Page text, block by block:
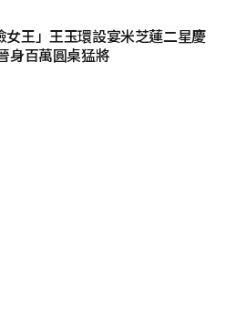
女王」王玉環設宴米芝蓮二星慶
身百萬圓桌猛將